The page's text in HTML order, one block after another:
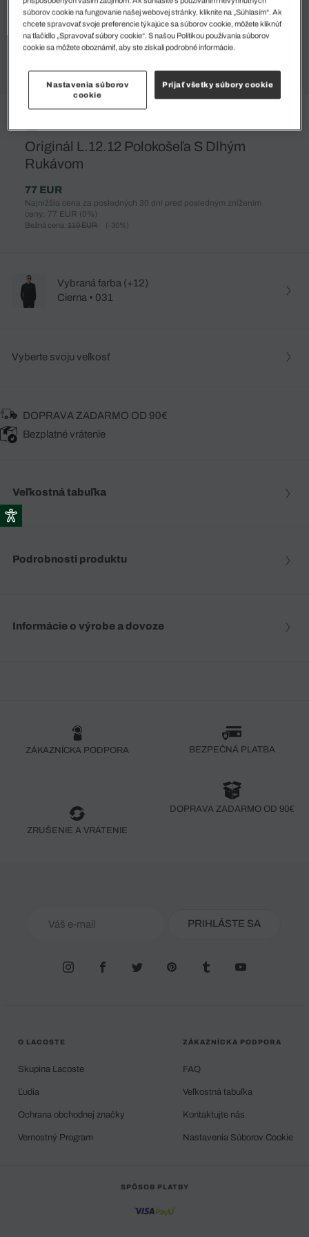
Originál L.12.12 Polokošeľa S Dlhým
Rukávom
77 EUR
Najnižšia cena za posledných 30 dní pred posledným znížením
ceny: 77 EUR (0%)
Bežná cena: 110 EUR (-30%)
Vybraná farba (+12)
Cierna • 031
Vyberte svoju veľkosť
DOPRAVA ZADARMO OD 90€
Bezplatné vrátenie
Veľkostná tabuľka
Podrobnosti produktu
Informácie o výrobe a dovoze
ZÁKAZNÍCKA PODPORA BEZPEČNÁ PLATBA
ZRUŠENIE A VRÁTENIE
DOPRAVA ZADARMO OD 90€
PRIHLÁSTE SA
O LACOSTE
Skupina Lacoste
Ľudia
Ochrana obchodnej značky
Vernostný Program
ZÁKAZNÍCKA PODPORA
FAQ
Veľkostná tabuľka
Kontaktujte nás
Nastavenia Súborov Cookie
SPÔSOB PLATBY
súborov cookie na fungovanie našej webovej stránky, kliknite na „Súhlasím“. Ak
chcete spravovať svoje preferencie týkajúce sa súborov cookie, môžete kliknúť
na tlačidlo „Spravovať súbory cookie“. S našou Politikou používania súborov
cookie sa môžete oboznámiť, aby ste získali podrobné informácie.
Nastavenia súborov
cookie
Prijať všetky súbory cookie